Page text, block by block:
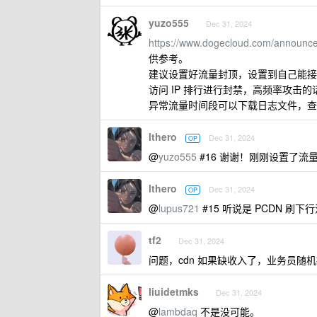
yuzo555 Dec 31, 2024
https://www.dogecloud.com/
供参考。
建议设置好流量封顶，设置到自己能
访问 IP 排行进行封禁，高频率攻击
异常流量时间段可以下载日志文件，
lthero OP Dec 31, 2024
@yuzo555 #16 谢谢！刚刚设置了流
lthero OP Dec 31, 2024
@lupus721 #15 听说是 PCDN 刷下
tf2 Dec 31, 2024
问题，cdn 如果缺收入了，业务员随
liuidetmks Dec 31, 2024
@lambdaq 不是没可能。